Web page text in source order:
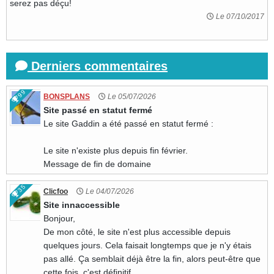
serez pas déçu!
Le 07/10/2017
Derniers commentaires
99 BONSPLANS Le 05/07/2026
Site passé en statut fermé
Le site Gaddin a été passé en statut fermé :
Le site n'existe plus depuis fin février.
Message de fin de domaine
35 Clicfoo Le 04/07/2026
Site innaccessible
Bonjour,
De mon côté, le site n'est plus accessible depuis
quelques jours. Cela faisait longtemps que je n'y étais
pas allé. Ça semblait déjà être la fin, alors peut-être que